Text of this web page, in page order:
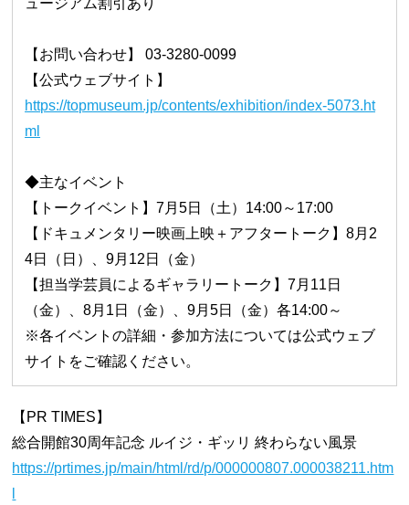
【お問い合わせ】 03-3280-0099
【公式ウェブサイト】
https://topmuseum.jp/contents/exhibition/index-5073.ht
ml
◆主なイベント
【トークイベント】7月5日（土）14:00～17:00
【ドキュメンタリー映画上映＋アフタートーク】8月2
4日（日）、9月12日（金）
【担当学芸員によるギャラリートーク】7月11日
（金）、8月1日（金）、9月5日（金）各14:00～
※各イベントの詳細・参加方法については公式ウェブ
サイトをご確認ください。
【PR TIMES】
総合開館30周年記念 ルイジ・ギッリ 終わらない風景
https://prtimes.jp/main/html/rd/p/000000807.000038211.htm